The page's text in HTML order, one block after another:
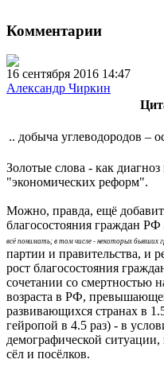
Комментарии
16 сентября 2016 14:47
Александр Чиркин
.. добыча углеводородов –
Золотые слова - как
"экономических реформ".
Можно, правда, ещё
благосостояния граждан РФ
всё понимать; в том числе - некоторых бывших
партии и правительства, и
рост благосостояния
сочетании со смертностью
возраста в РФ,
развивающихся странах в
гейропой в 4.5 раз) - в
демографической
сёл и посёлков.